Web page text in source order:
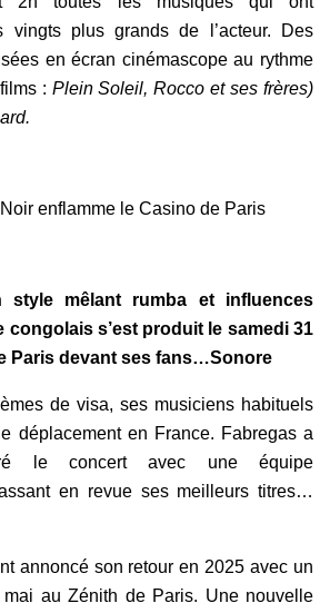
vingts plus grands de l’acteur. Des
en écran cinémascope au rythme
: Plein Soleil, Rocco et ses frères)
enflamme le Casino de Paris
style mêlant rumba et influences
congolais s’est produit le samedi 31
Paris devant ses fans…Sonore
de visa, ses musiciens habituels
déplacement en France. Fabregas a
le concert avec une équipe
en revue ses meilleurs titres…
annoncé son retour en 2025 avec un
au Zénith de Paris. Une nouvelle